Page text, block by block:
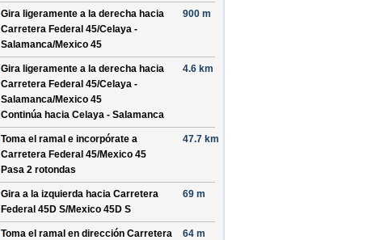
Gira ligeramente a la derecha hacia
Carretera Federal 45/Celaya -
Salamanca/Mexico 45
900 m
Gira ligeramente a la derecha hacia
Carretera Federal 45/Celaya -
Salamanca/Mexico 45
Continúa hacia Celaya - Salamanca
4.6 km
Toma el ramal e incorpórate a
Carretera Federal 45/Mexico 45
Pasa 2 rotondas
47.7 km
Gira a la izquierda hacia Carretera
Federal 45D S/Mexico 45D S
69 m
Toma el ramal en dirección Carretera
64 m